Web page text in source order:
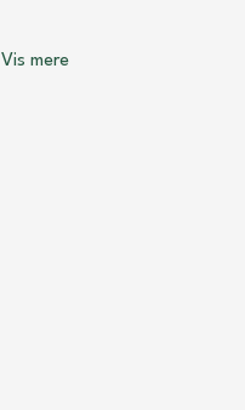
Vis mere